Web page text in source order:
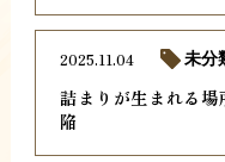
詰まりが生まれる
陥
2025.11.04 未分